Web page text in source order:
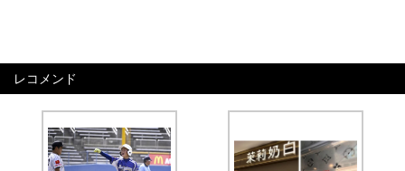
レコメンド